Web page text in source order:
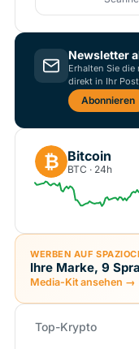
Newsletter
Erhalten Sie
direkt in Ihr
Abonnieren
₿ Bitcoin
BTC · 24h
WERBEN AUF
Ihre Marke, 9
Media-Kit ansehen →
Top-Krypto